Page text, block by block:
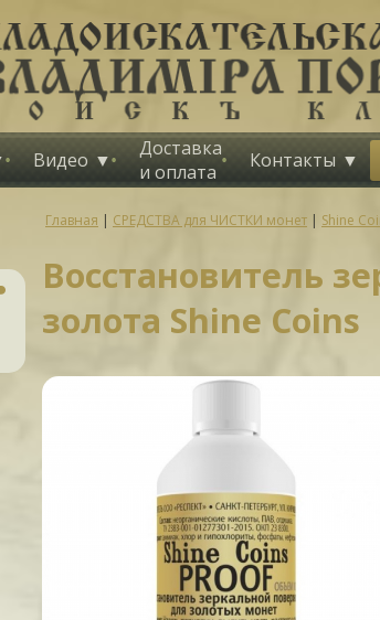
Видео
Доставка
и оплата
Контакты
Главная | СРЕДСТВА для ЧИСТКИ монет | Shine
Восстановитель
золота Shine Coins